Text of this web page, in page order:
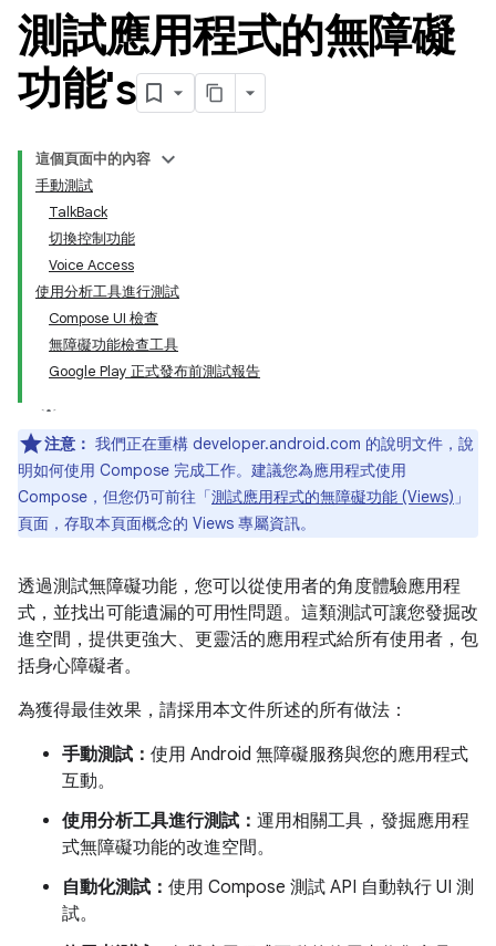
測試應用程式的無障礙
功能's
這個頁面中的內容
手動測試
TalkBack
切換控制功能
Voice Access
使用分析工具進行測試
Compose UI 檢查
無障礙功能檢查工具
Google Play 正式發布前測試報告
注意： 我們正在重構 developer.android.com 的說明文件，說
明如何使用 Compose 完成工作。建議您為應用程式使用
Compose，但您仍可前往「測試應用程式的無障礙功能 (Views) 」
頁面，存取本頁面概念的 Views 專屬資訊。
透過測試無障礙功能，您可以從使用者的角度體驗應用程
式，並找出可能遺漏的可用性問題。這類測試可讓您發掘改
進空間，提供更強大、更靈活的應用程式給所有使用者，包
括身心障礙者。
為獲得最佳效果，請採用本文件所述的所有做法：
手動測試： 使用 Android 無障礙服務與您的應用程式
互動。
使用分析工具進行測試： 運用相關工具，發掘應用程
式無障礙功能的改進空間。
自動化測試： 使用 Compose 測試 API 自動執行 UI 測
試。